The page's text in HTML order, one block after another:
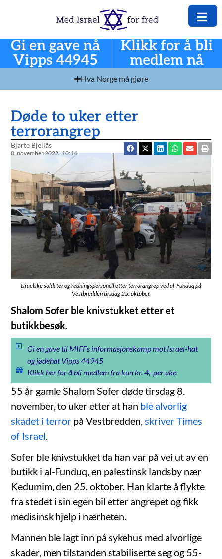
Gi en gave nå
Vipps 44945
Klikk for å bli
medlem nå
Hva Norge må gjøre
Døde to uker etter
terrorangrep
Bjarte Bjellås
8. november 2022 10:14
Israelske soldater og redningspersonell etter terrorangrep ved al-Funduq på
Vestbredden tirsdag 25. oktober.
Shalom Sofer ble knivstukket etter et
butikkbesøk.
Gi en gave til MIFFs informasjonskamp mot Israel-hat
og jødehat Vipps 44945
Klikk her for å bli medlem fra kun kr. 4,- per uke
55 år gamle Shalom Sofer døde tirsdag 8.
november, to uker etter at han ble alvorlig
skadet i terror på Vestbredden,skriver Times
of Israel.
Sofer ble knivstukket da han var på vei ut av en
butikk i al-Funduq, en palestinsk landsby nær
Kedumim, den 25. oktober. Han klarte å flykte
fra stedet i sin egen bil etter angrepet og fikk
medisinsk hjelp i nærheten.
Mannen ble lagt inn på sykehus med alvorlige
skader, men tilstanden stabiliserte seg og 55-